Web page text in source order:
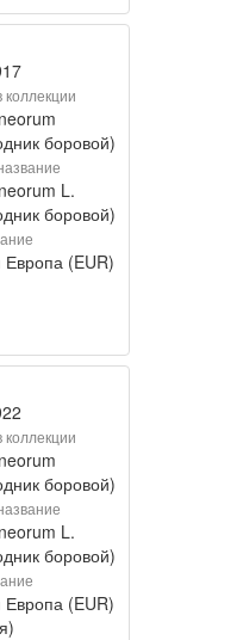
боровой)
L.
боровой)
(EUR)
боровой)
L.
боровой)
(EUR)